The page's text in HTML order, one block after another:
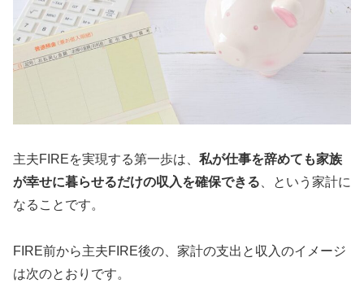
主夫FIREを実現する第一歩は、 私が仕事を辞めても家族
が幸せに暮らせるだけの収入を確保できる 、という家計に
なることです。
FIRE前から主夫FIRE後の、家計の支出と収入のイメージ
は次のとおりです。